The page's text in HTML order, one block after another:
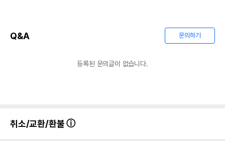
Q&A 문의하기
등록된 문의글이 없습니다.
취소/교환/환불